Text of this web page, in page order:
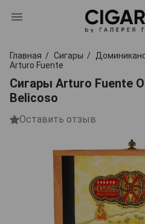
Главная Сигары
Arturo Fuente
Сигары Arturo Fuente
Belicoso
Оставить отзыв